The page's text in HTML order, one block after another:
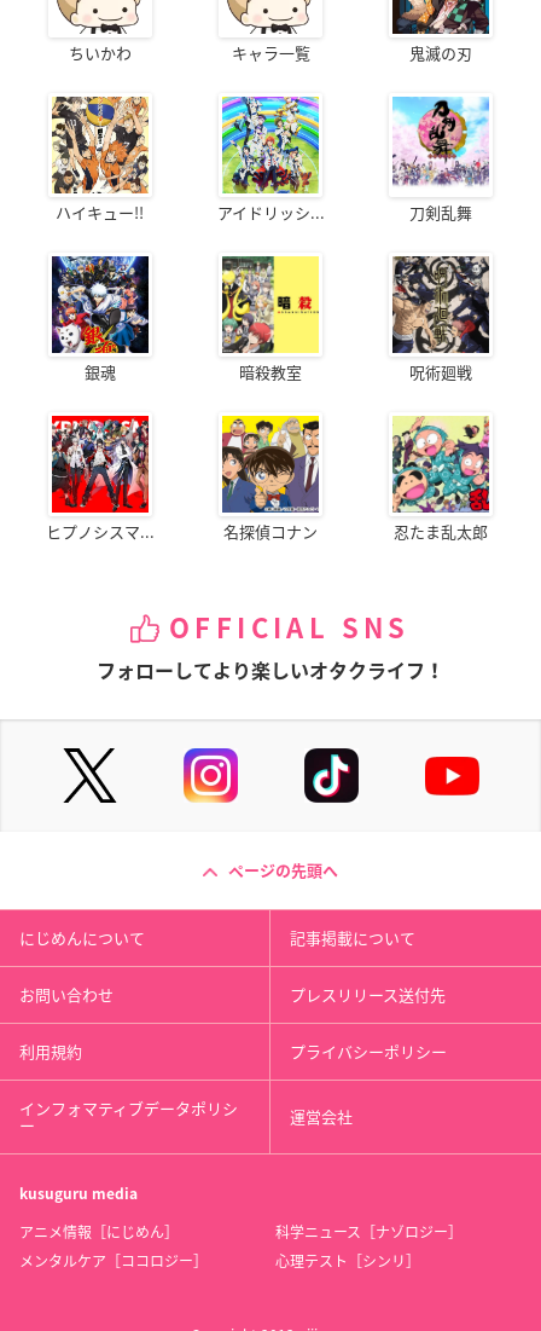
ちいかわ キャラ一覧 鬼滅の刃
ハイキュー!! アイドリッシ... 刀剣乱舞
銀魂 暗殺教室 呪術廻戦
ヒプノシスマ... 名探偵コナン 忍たま乱太郎
OFFICIAL SNS
フォローしてより楽しいオタクライフ！
ページの先頭へ
にじめんについて 記事掲載について
お問い合わせ プレスリリース送付先
利用規約 プライバシーポリシー
インフォマティブデータポリシ
ー 運営会社
kusuguru media
アニメ情報［にじめん］
科学ニュース［ナゾロジー］
メンタルケア［ココロジー］
心理テスト［シンリ］